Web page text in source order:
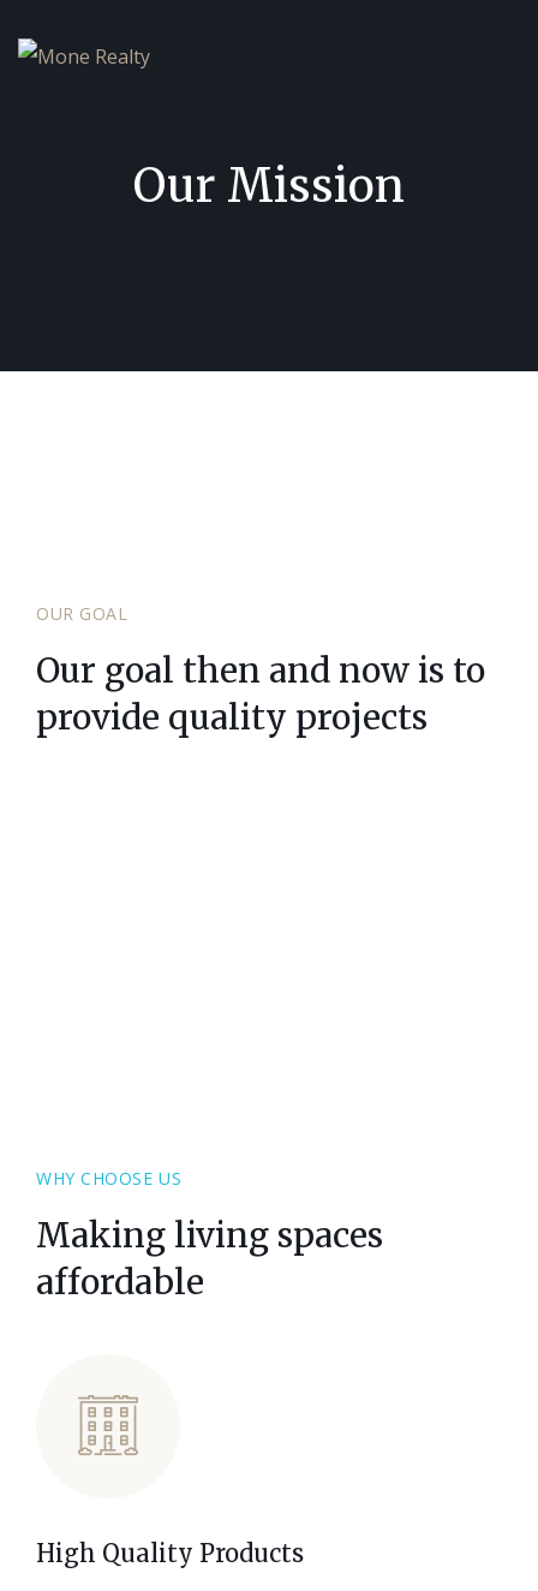
Our Mission
OUR GOAL
Our goal then and now is to
provide quality projects
WHY CHOOSE US
Making living spaces
affordable
High Quality Products